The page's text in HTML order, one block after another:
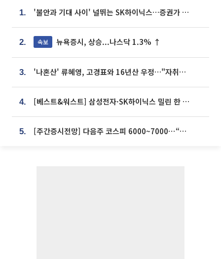
1. '불안과 기대 사이' 널뛰는 SK하이닉스…증권가 "HBM4·LTA 기반 펀터멘털 견고"
2. 속보 뉴욕증시, 상승...나스닥 1.3% ↑
3. '나혼산' 류혜영, 고경표와 16년산 우정…"자취방서 부모님과 마주쳐"
4. [베스트&워스트] 삼성전자·SK하이닉스 밀린 한 주…상상인증권은 85% 급등
5. [주간증시전망] 다음주 코스피 6000~7000⋯“外人 수급은 정책이 변수”